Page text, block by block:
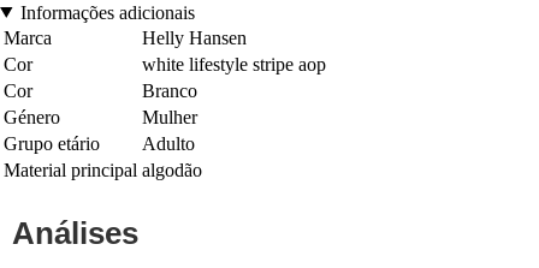
Informações adicionais
Marca
Helly Hansen
Cor
white lifestyle stripe aop
Cor
Branco
Género
Mulher
Grupo etário
Adulto
Material principal algodão